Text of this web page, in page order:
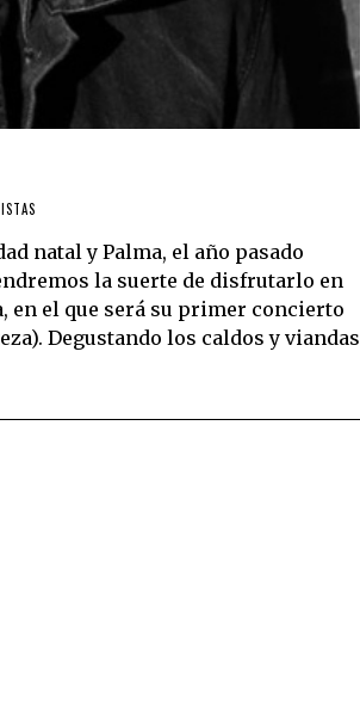
natal y Palma, el año pasado
la suerte de disfrutarlo en
en el que será su primer concierto
Degustando los caldos y viandas